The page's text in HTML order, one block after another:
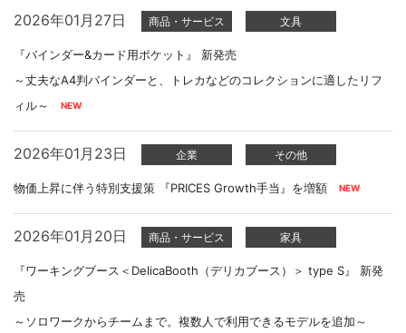
2026年01月27日 商品・サービス 文具
『バインダー&カード用ポケット』 新発売
～丈夫なA4判バインダーと、トレカなどのコレクションに適したリフ
ィル～
2026年01月23日 企業 その他
物価上昇に伴う特別支援策 『PRICES Growth手当』を増額
2026年01月20日 商品・サービス 家具
『ワーキングブース＜DelicaBooth（デリカブース）＞ type S』 新発
売
～ソロワークからチームまで。複数人で利用できるモデルを追加～